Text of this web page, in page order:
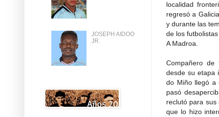
localidad
regresó a
y durante las
de los
A Madroa.
Compañero de
desde su etapa
do Miño llegó a
pasó
reclutó para
que lo hizo
JOSEPH AIDOO
JR.